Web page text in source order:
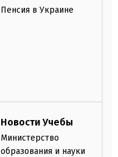
Пенсия в Украине
Новости Учебы
Министерство
образования и науки